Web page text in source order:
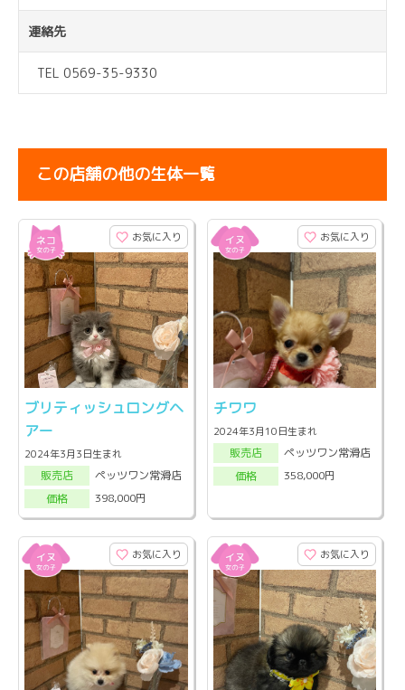
連絡先
TEL 0569-35-9330
この店舗の他の生体一覧
お気に入り
ブリティッシュロングヘ
アー
2024年3月3日生まれ
販売店
ペッツワン常滑店
価格
398,000円
お気に入り
チワワ
2024年3月10日生まれ
販売店
ペッツワン常滑店
価格
358,000円
お気に入り お気に入り